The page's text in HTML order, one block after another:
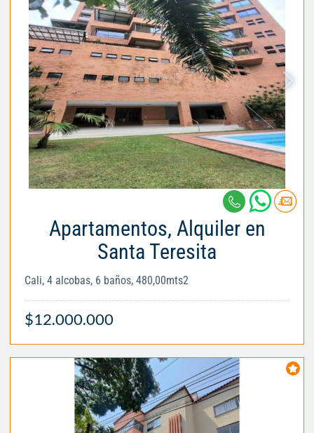
Apartamentos, Alquiler en
Santa Teresita
Cali, 4 alcobas, 6 baños, 480,00mts2
$12.000.000